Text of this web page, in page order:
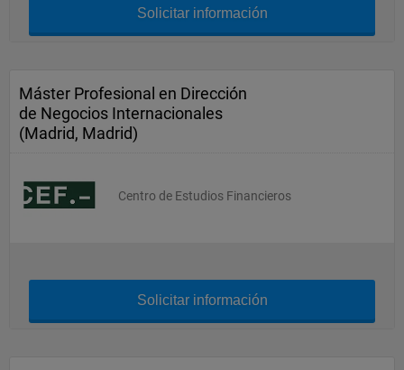
Solicitar información
Máster Profesional en Dirección
de Negocios Internacionales
(Madrid, Madrid)
Centro de Estudios Financieros
Solicitar información